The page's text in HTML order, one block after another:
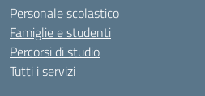
Personale scolastico
Famiglie e studenti
Percorsi di studio
Tutti i servizi